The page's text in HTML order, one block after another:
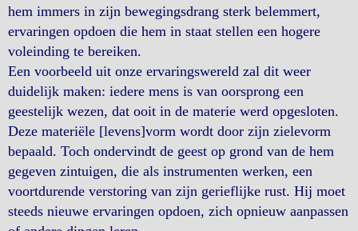
hem immers in zijn bewegingsdrang sterk belemmert,
ervaringen opdoen die hem in staat stellen een hogere
voleinding te bereiken.
Een voorbeeld uit onze ervaringswereld zal dit weer
duidelijk maken: iedere mens is van oorsprong een
geestelijk wezen, dat ooit in de materie werd opgesloten.
Deze materiële [levens]vorm wordt door zijn zielevorm
bepaald. Toch ondervindt de geest op grond van de hem
gegeven zintuigen, die als instrumenten werken, een
voortdurende verstoring van zijn gerieflijke rust. Hij moet
steeds nieuwe ervaringen opdoen, zich opnieuw aanpassen